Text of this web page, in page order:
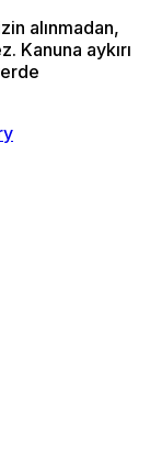
alınmadan,
Kanuna aykırı